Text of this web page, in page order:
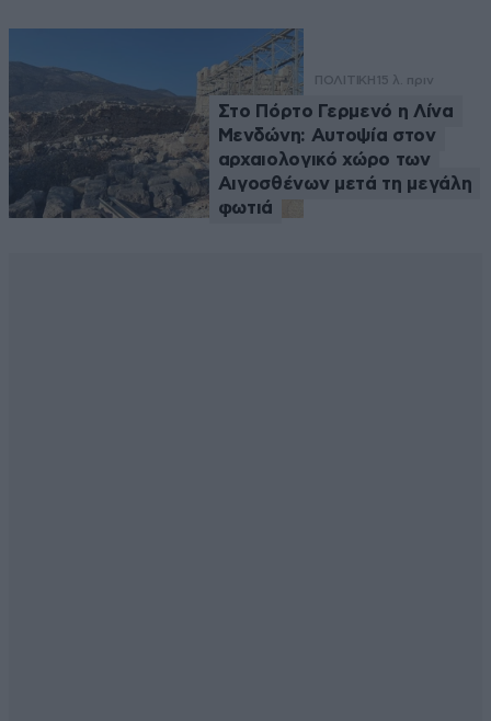
ΠΟΛΙΤΙΚΗ 15 λ. πριν
Στο Πόρτο Γερμενό η Λίνα
Μενδώνη: Αυτοψία στον
αρχαιολογικό χώρο των
Αιγοσθένων μετά τη μεγάλη
φωτιά